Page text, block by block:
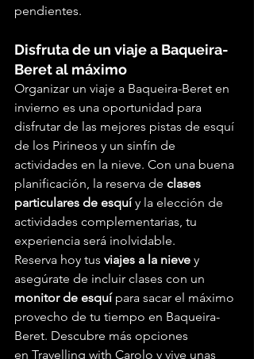
pendientes.
Disfruta de un viaje a Baqueira-
Beret al máximo
Organizar un viaje a Baqueira-Beret en
invierno es una oportunidad para
disfrutar de las mejores pistas de esquí
de los Pirineos y un sinfín de
actividades en la nieve. Con una buena
planificación, la reserva de clases
particulares de esquí y la elección de
actividades complementarias, tu
experiencia será inolvidable.
Reserva hoy tus viajes a la nieve y
asegúrate de incluir clases con un
monitor de esquí para sacar el máximo
provecho de tu tiempo en Baqueira-
Beret. Descubre más opciones
en Travelling with Carolo y vive unas